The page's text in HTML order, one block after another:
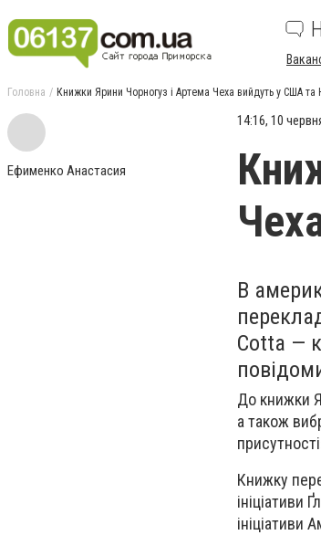
Головна Книжки Ярини Чорногуз і Артема Чеха вийдуть у США та
Ефименко Анастасия
14:16, 10
В
Cotta —
До книжки
а також
Книжку
ініціативи
ініціативи